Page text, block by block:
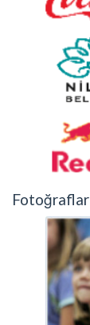
Fotoğraflar